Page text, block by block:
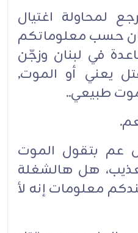
لمحاولة اغتيال
حسب معلوماتكم
في لبنان وزجّن
يعني أو الموت,
طبيعي..‏
عم بتقول الموت
هل هالشغلة
معلومات إنه لأ